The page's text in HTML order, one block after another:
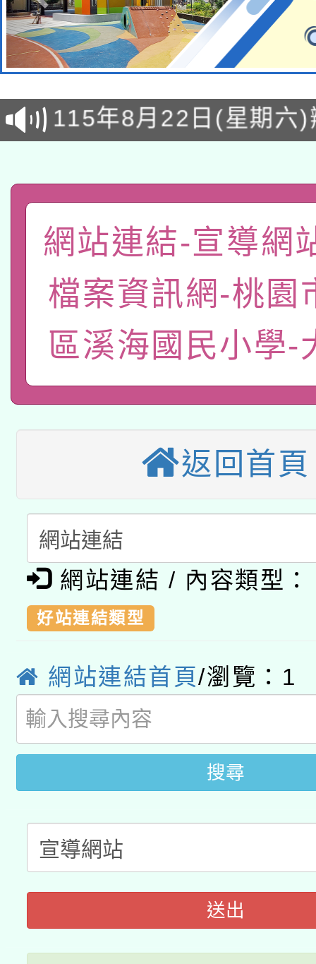
轉知經濟部水利署委託
業技術研究院辦理「
動」
115年8月22日(星期六
桃園市孔廟祈福系列
開 智慧啟航」
2026年桃園地景藝術
「2026桃園藝術巡演
關事宜
國立臺灣師範大學辦理
年度健康促進學校輔導
業成長研習」實施計畫
函轉國家教育研究院中
原住民族教育政策研討
族教育國際趨勢與發展
轉知教育部國民及學前
新北市政府教育局辦理
師專業成長研習實施計
方素養工作坊新北場」
函轉國立臺灣師範大學
族語言臺北學習中心
「族語學習班」招生簡
轉知有關國立成功大學
件」活動簡章
教育部國民及學前教育
年度COVID-19疫苗接
接種對象擴大為「滿6
接種之民眾」措施，延
月28日止
轉知經濟部水利署委託
業技術研究院辦理「
用水績優單位及節水達
動」
115年8月22日(星期六
桃園市孔廟祈福系列
開 智慧啟航」
2026年桃園地景藝術
「2026桃園藝術巡演
關事宜
轉知教育部國民及學前
國立臺灣師範大學辦理
業成長研習」實施計畫
函轉國家教育研究院中
族教育國際趨勢與發展
轉知教育部國民及學前
新北市政府教育局辦理
師專業成長研習實施計
方素養工作坊新北場」
函轉國立臺灣師範大學
族語言臺北學習中心
「族語學習班」招生簡
轉知有關國立成功大學
文教學共融平台-教案
件」活動簡章
教育部國民及學前教育
年度COVID-19疫苗接
接種對象擴大為「滿6
接種之民眾」措施，延
網站連結-宣導網
檔案資訊網-桃園
區溪海國民小學-
返回首頁
網站連結 / 內容類型：
好站連結類型
網站連結首頁/瀏覽： 1
搜尋
送出